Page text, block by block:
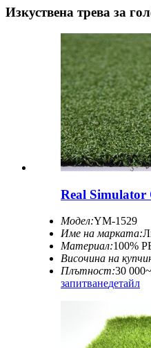
Изкуствена трева за
Real Simulator
Модел:YM-1529
Име на марката:
Материал:100%
Височина на
Плътност:30
запитванедетайл